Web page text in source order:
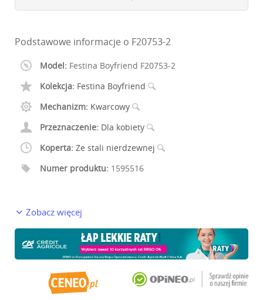
Podstawowe informacje o F20753-2
Model: Festina Boyfriend F20753-2
Kolekcja: Festina Boyfriend
Mechanizm: Kwarcowy
Przeznaczenie: Dla kobiety
Koperta: Ze stali nierdzewnej
Numer produktu: 1595516
Zobacz więcej